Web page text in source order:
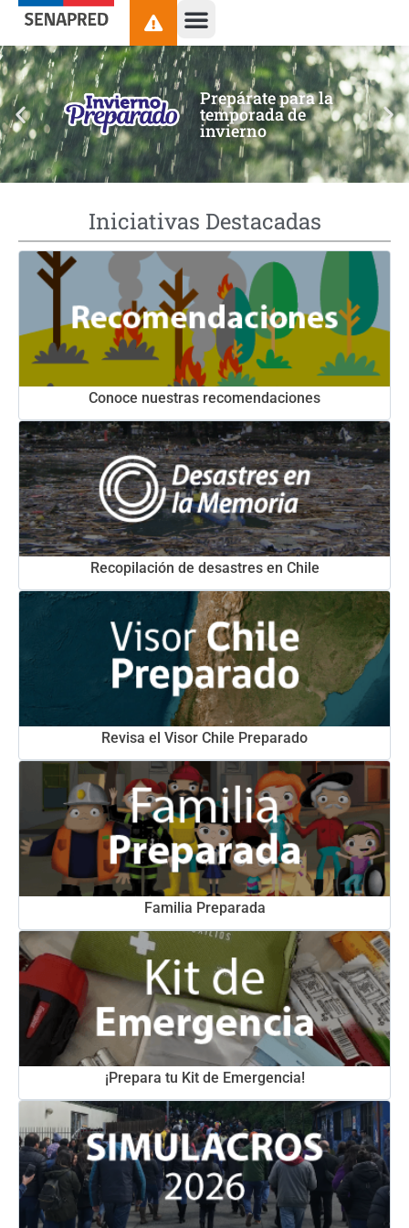
contenido
Prepárate para la
temporada de
invierno
Iniciativas Destacadas
Conoce nuestras recomendaciones
Recopilación de desastres en Chile
Revisa el Visor Chile Preparado
Familia Preparada
¡Prepara tu Kit de Emergencia!